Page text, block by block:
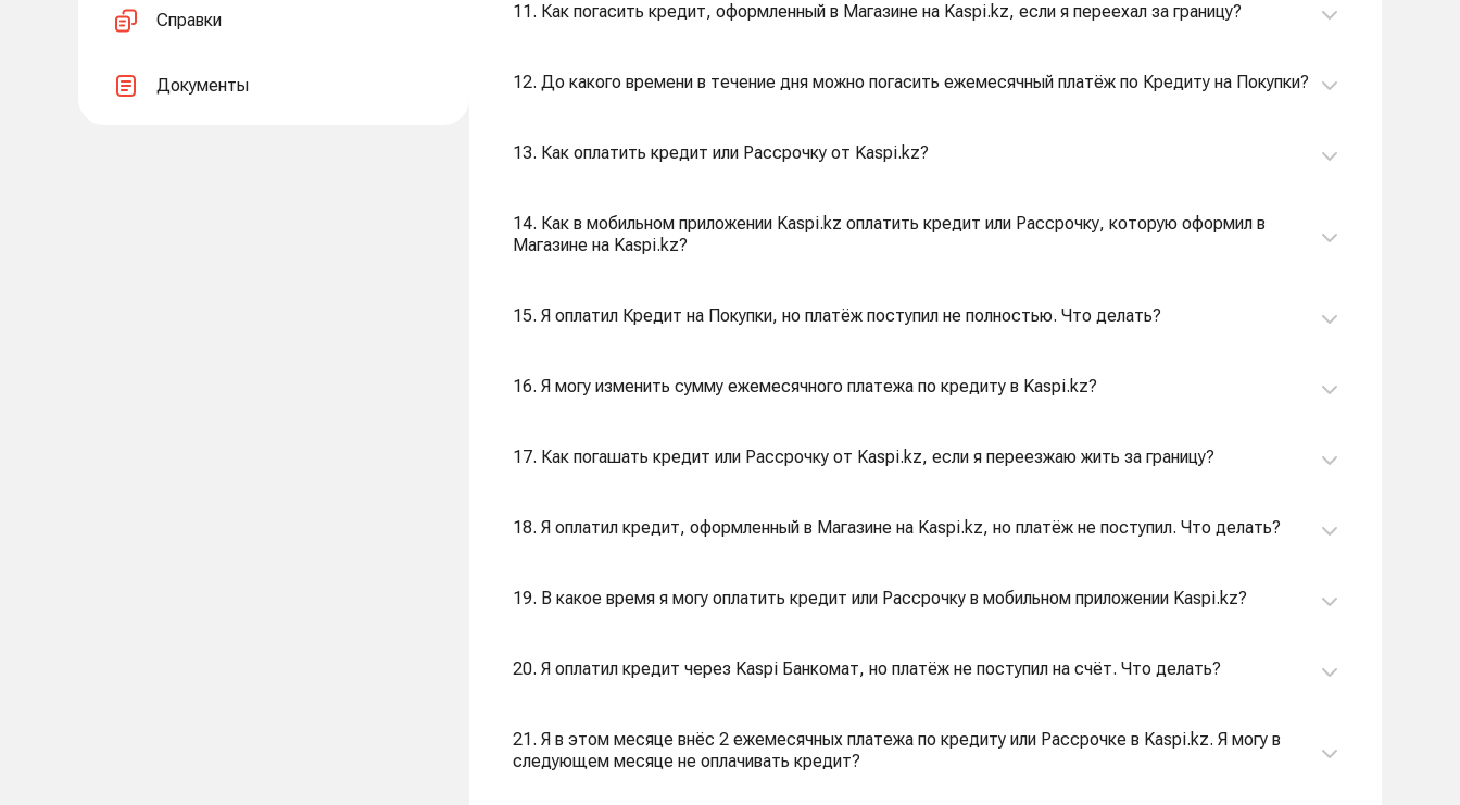
Справки
Документы
11. Как погасить кредит, оформленный в Магазине на Kaspi.kz, если я переехал за границу?
12. До какого времени в течение дня можно погасить ежемесячный платёж по Кредиту на Покупки?
13. Как оплатить кредит или Рассрочку от Kaspi.kz?
14. Как в мобильном приложении Kaspi.kz оплатить кредит или Рассрочку, которую оформил в
Магазине на Kaspi.kz?
15. Я оплатил Кредит на Покупки, но платёж поступил не полностью. Что делать?
16. Я могу изменить сумму ежемесячного платежа по кредиту в Kaspi.kz?
17. Как погашать кредит или Рассрочку от Kaspi.kz, если я переезжаю жить за границу?
18. Я оплатил кредит, оформленный в Магазине на Kaspi.kz, но платёж не поступил. Что делать?
19. В какое время я могу оплатить кредит или Рассрочку в мобильном приложении Kaspi.kz?
20. Я оплатил кредит через Kaspi Банкомат, но платёж не поступил на счёт. Что делать?
21. Я в этом месяце внёс 2 ежемесячных платежа по кредиту или Рассрочке в Kaspi.kz. Я могу в
следующем месяце не оплачивать кредит?